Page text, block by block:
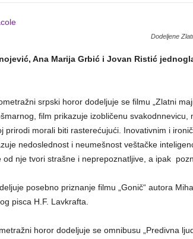
Dodeljene
Ana Marija Grbić i Jovan Ristić
srpski horor dodeljuje se filmu „Zlatni
film prikazuje izobličenu svakodnnevicu,
prirodi morali biti rasterećujući. Inovativnim i
nedoslednost i neumešnost veštačke
od nje tvori strašne i neprepoznatljive, a ipak
posebno priznanje filmu „Gonič“ autora
pisca H.F. Lavkrafta.
horor dodeljuje se omnibusu „Predivna